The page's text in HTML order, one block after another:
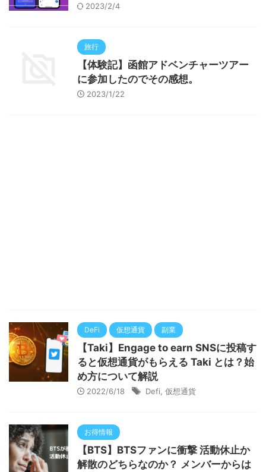
2023/2/4
旅行
【体験記】函館アドベンチャーツアー
に参加したのでその感想。
2023/1/22
DeFi 仮想通貨 副業
【Taki】Engage to earn SNSに投稿す
ると仮想通貨がもらえる Taki とは？始
め方について解説
2022/6/18 Defi 仮想通貨
お得情報
【BTS】BTSファンに衝撃 活動休止か
解散のどちらなのか？ メンバーからは